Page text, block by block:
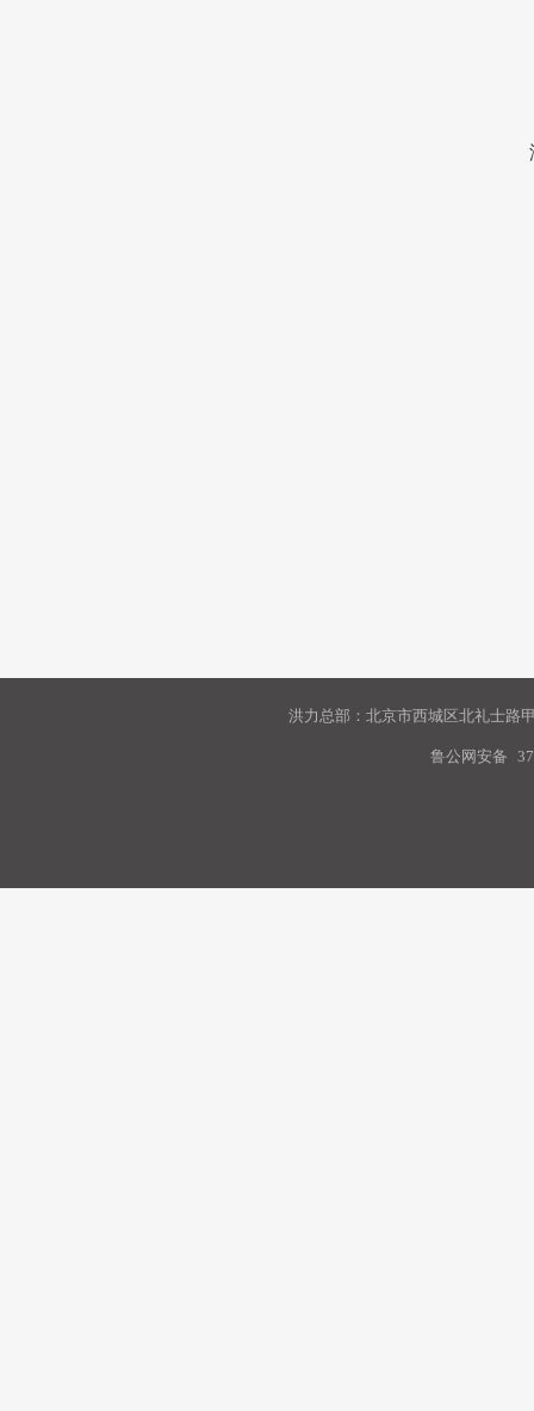
洪力总部：北京市西城区北礼士路
鲁公网安备